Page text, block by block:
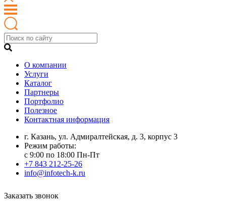
О компании
Услуги
Каталог
Партнеры
Портфолио
Полезное
Контактная информация
г. Казань, ул. Адмиралтейская, д. 3, корпус 3
Режим работы:
с 9:00 по 18:00 Пн-Пт
+7 843 212-25-26
info@infotech-k.ru
Заказать звонок